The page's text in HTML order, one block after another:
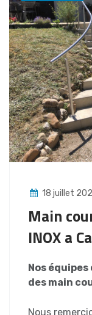
18 juillet
Main
INOX a
Nos
des main
Nous